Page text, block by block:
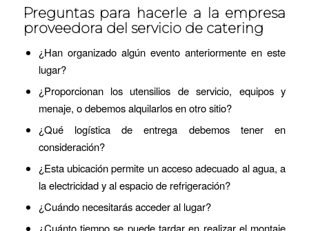
Preguntas para hacerle a la empresa
proveedora del servicio de catering
¿Han organizado algún evento anteriormente en este
lugar?
¿Proporcionan los utensilios de servicio, equipos y
menaje, o debemos alquilarlos en otro sitio?
¿Qué logística de entrega debemos tener en
consideración?
¿Esta ubicación permite un acceso adecuado al agua, a
la electricidad y al espacio de refrigeración?
¿Cuándo necesitarás acceder al lugar?